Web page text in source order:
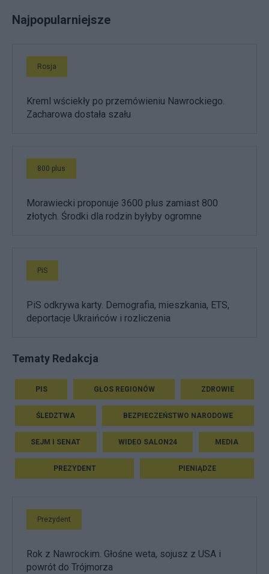
Najpopularniejsze
Rosja
Kreml wściekły po przemówieniu Nawrockiego.
Zacharowa dostała szału
800 plus
Morawiecki proponuje 3600 plus zamiast 800
złotych. Środki dla rodzin byłyby ogromne
PiS
PiS odkrywa karty. Demografia, mieszkania, ETS,
deportacje Ukraińców i rozliczenia
Tematy Redakcja
PIS GŁOS REGIONÓW ZDROWIE
ŚLEDZTWA BEZPIECZEŃSTWO NARODOWE
SEJM I SENAT WIDEO SALON24 MEDIA
PREZYDENT PIENIĄDZE
Prezydent
Rok z Nawrockim. Głośne weta, sojusz z USA i
powrót do Trójmorza